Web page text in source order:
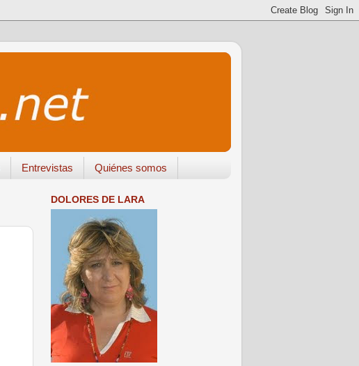
Entrevistas Quiénes somos
DOLORES DE LARA